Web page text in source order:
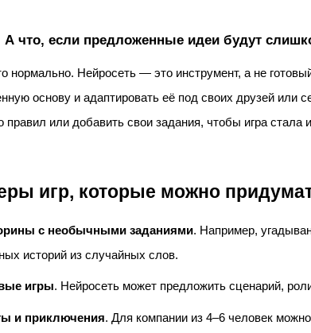
А что, если предложенные идеи будут
нормально. Нейросеть — это инструмент, а не
основу и адаптировать её под своих друзей или
правил или добавить свои задания, чтобы игра стала
игр, которые можно
с необычными заданиями. Например,
историй из случайных слов.
игры. Нейросеть может предложить сценарий,
и приключения. Для компании из 4–6 человек